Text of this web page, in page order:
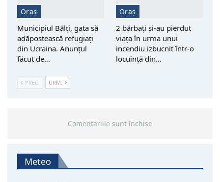
Oraș
Municipiul Bălți, gata să
adăpostească refugiați
din Ucraina. Anunțul
făcut de…
Oraș
2 bărbați și-au pierdut
viața în urma unui
incendiu izbucnit într-o
locuință din…
PREC. URM.
Comentariile sunt închise
Meteo